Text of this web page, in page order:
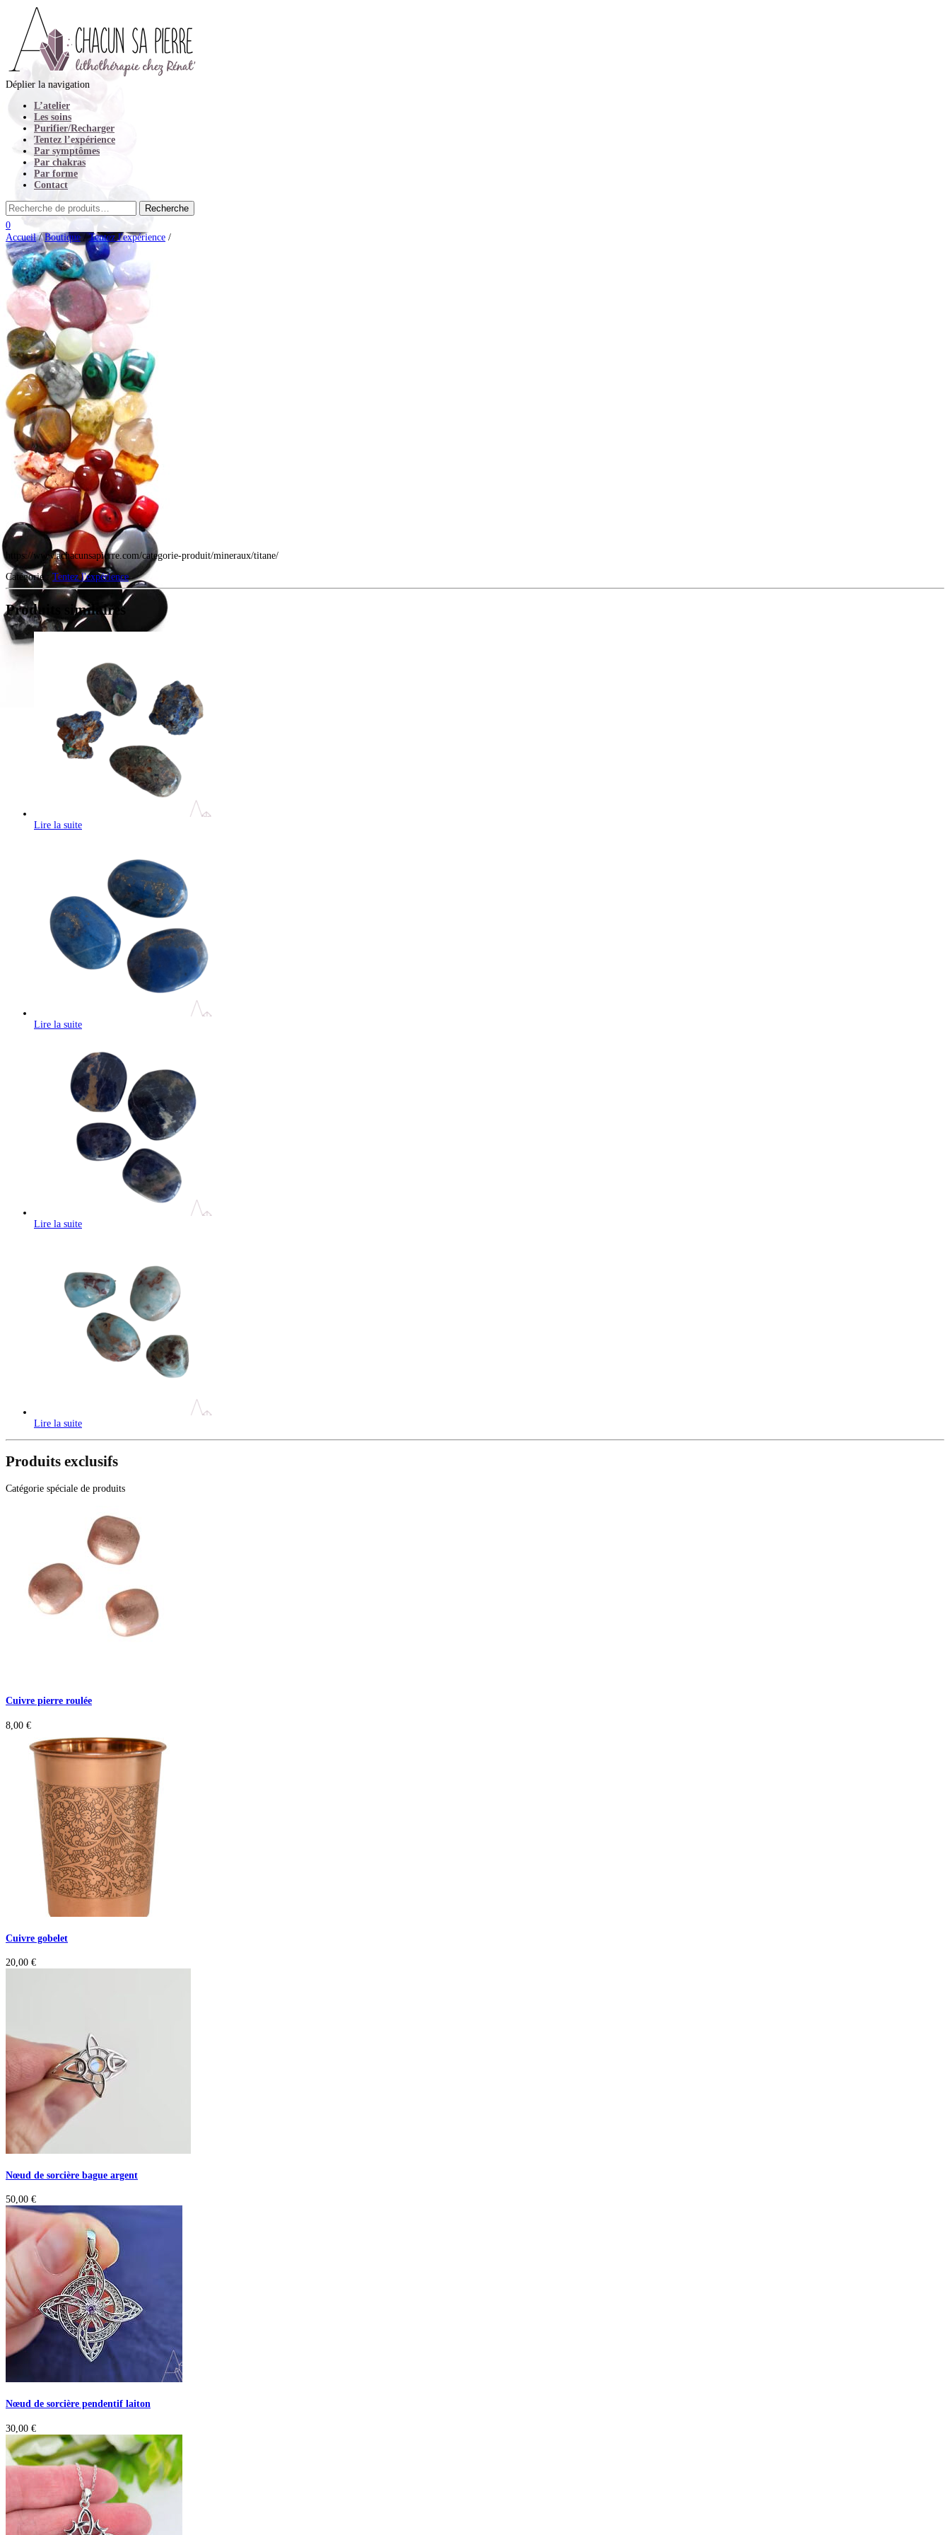
Déplier la navigation
L’atelier
Les soins
Purifier/Recharger
Tentez l’expérience
Par symptômes
Par chakras
Par forme
Contact
0
Accueil/Boutique/Tentez l'expérience /
https://www.achacunsapierre.com/categorie-produit/mineraux/titane/
Catégorie : Tentez l'expérience
Produits similaires
Lire la suite
Lire la suite
Lire la suite
Lire la suite
Produits exclusifs
Catégorie spéciale de produits
Cuivre pierre roulée
8,00 €
Cuivre gobelet
20,00 €
Nœud de sorcière bague argent
50,00 €
Nœud de sorcière pendentif laiton
30,00 €